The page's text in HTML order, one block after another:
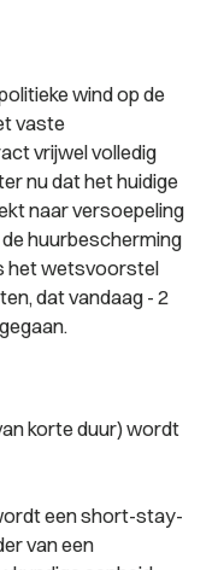
wind op de
vaste
vrijwel volledig
nu dat het huidige
naar versoepeling
huurbescherming
het wetsvoorstel
dat vandaag - 2
korte duur) wordt
een short-stay-
van een